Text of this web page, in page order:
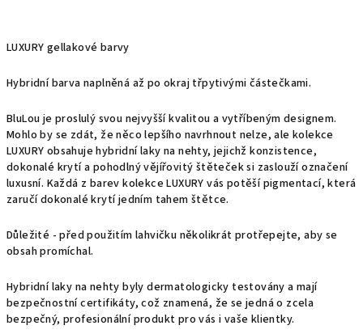
LUXURY gellakové barvy
Hybridní barva naplněná až po okraj třpytivými částečkami.
BluLou je proslulý svou nejvyšší kvalitou a vytříbeným designem.
Mohlo by se zdát, že něco lepšího navrhnout nelze, ale kolekce
LUXURY obsahuje hybridní laky na nehty, jejichž konzistence,
dokonalé krytí a pohodlný vějířovitý štěteček si zaslouží označení
luxusní. Každá z barev kolekce LUXURY vás potěší pigmentací, která
zaručí dokonalé krytí jedním tahem štětce.
Důležité - před použitím lahvičku několikrát protřepejte, aby se
obsah promíchal.
Hybridní laky na nehty byly dermatologicky testovány a mají
bezpečnostní certifikáty, což znamená, že se jedná o zcela
bezpečný, profesionální produkt pro vás i vaše klientky.